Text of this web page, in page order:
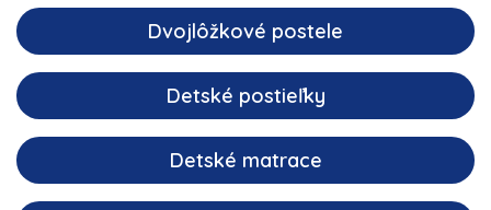
Dvojlôžkové postele
Detské postieľky
Detské matrace